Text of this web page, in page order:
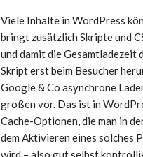
Viele Inhalte in WordPress
bringt zusätzlich Skripte und
und damit die Gesamtladezeit
Skript erst beim Besucher
Google & Co asynchrone
großen vor. Das ist in
Cache-Optionen, die man in
dem Aktivieren eines solches
wird – also gut selbst